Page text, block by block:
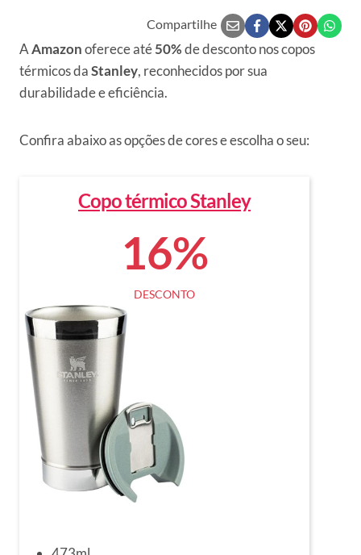
Compartilhe
AAmazonoferece até50%de desconto nos copos
térmicos daStanley, reconhecidos por sua
durabilidade e eficiência.
Confira abaixo as opções de cores e escolha o seu:
Copo térmico Stanley
16%
DESCONTO